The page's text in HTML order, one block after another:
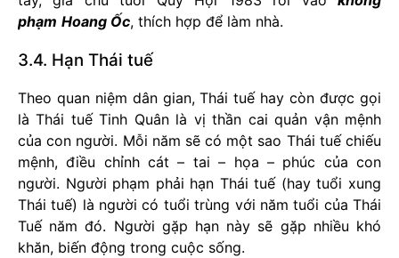
phạm Hoang Ốc, thích hợp để làm nhà.
3.4. Hạn Thái tuế
Theo quan niệm dân gian, Thái tuế hay còn được gọi
là Thái tuế Tinh Quân là vị thần cai quản vận mệnh
của con người. Mỗi năm sẽ có một sao Thái tuế chiếu
mệnh, điều chỉnh cát – tai – họa – phúc của con
người. Người phạm phải hạn Thái tuế (hay tuổi xung
Thái tuế) là người có tuổi trùng với năm tuổi của Thái
Tuế năm đó. Người gặp hạn này sẽ gặp nhiều khó
khăn, biến động trong cuộc sống.